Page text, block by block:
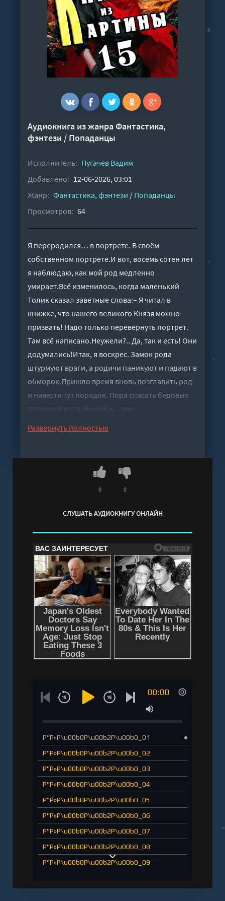
Аудиокнига из жанраФантастика,
фэнтези / Попаданцы
Исполнитель: Пугачев Вадим
Добавлено: 12-06-2026, 03:01
Жанр: Фантастика, фэнтези / Попаданцы
Просмотров: 64
Я переродился… в портрете. В своём
собственном портрете.И вот, восемь сотен лет
я наблюдаю, как мой род медленно
умирает.Всё изменилось, когда маленький
Толик сказал заветные слова:– Я читал в
книжке, что нашего великого Князя можно
призвать! Надо только перевернуть портрет.
Там всё написано.Неужели?.. Да, так и есть! Они
додумались!Итак, я воскрес. Замок рода
штурмуют враги, а родичи паникуют и падают в
обморок.Пришло время вновь возглавить род
и навести тут порядок. Пора спасать бедовых
потомков из глубокой ж…ямы.
15 - Романовский Борис" онлайн бесплатно без
Развернуть полностью
СЛУШАТЬ АУДИОКНИГУ ОНЛАЙН
0 0
00:00
Р"Р»Р\u00b0Р\u00b2Р\u00b0_01
Р"Р»Р\u00b0Р\u00b2Р\u00b0_02
Р"Р»Р\u00b0Р\u00b2Р\u00b0_03
Р"Р»Р\u00b0Р\u00b2Р\u00b0_04
Р"Р»Р\u00b0Р\u00b2Р\u00b0_05
Р"Р»Р\u00b0Р\u00b2Р\u00b0_06
Р"Р»Р\u00b0Р\u00b2Р\u00b0_07
Р"Р»Р\u00b0Р\u00b2Р\u00b0_08
Р"Р»Р\u00b0Р\u00b2Р\u00b0_09